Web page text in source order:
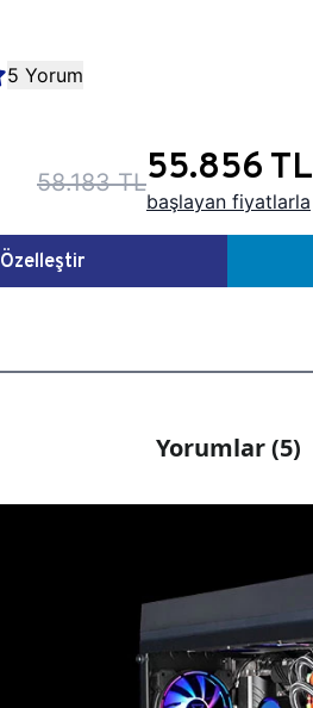
5 Yorum
58.183 TL55.856 TL
başlayan fiyatlarla
Özelleştir
Yorumlar (5)